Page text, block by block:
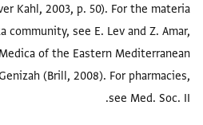
Kahl, 2003, p. 50). For the materia
community, see E. Lev and Z. Amar,
of the Eastern Mediterranean
(Brill, 2008). For pharmacies,
see Med. Soc. II.